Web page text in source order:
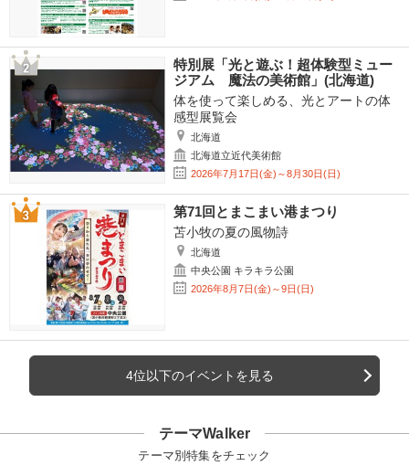
特別展「光と遊ぶ！超体験型ミュー
ジアム 魔法の美術館」(北海道)
体を使って楽しめる、光とアートの体
感型展覧会
北海道
北海道立近代美術館
2026年7月17日(金)～8月30日(日)
第71回とまこまい港まつり
苫小牧の夏の風物詩
北海道
中央公園 キラキラ公園
2026年8月7日(金)～9日(日)
4位以下のイベントを見る
テーマWalker
テーマ別特集をチェック